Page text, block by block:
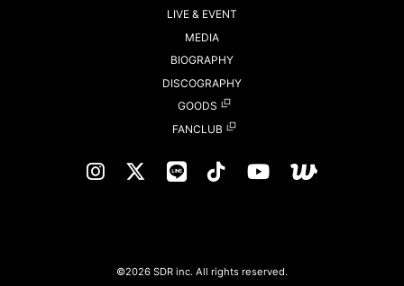
LIVE & EVENT
MEDIA
BIOGRAPHY
DISCOGRAPHY
GOODS
FANCLUB
©2026 SDR inc. All rights reserved.